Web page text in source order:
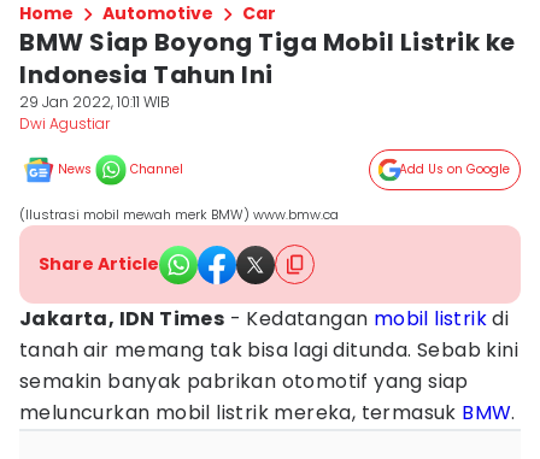
Home Automotive Car
BMW Siap Boyong Tiga Mobil Listrik ke
Indonesia Tahun Ini
29 Jan 2022, 10:11 WIB
Dwi Agustiar
News Channel Add Us on Google
(Ilustrasi mobil mewah merk BMW) www.bmw.ca
Share Article
Jakarta, IDN Times - Kedatangan mobil listrikdi
tanah air memang tak bisa lagi ditunda. Sebab kini
semakin banyak pabrikan otomotif yang siap
meluncurkan mobil listrik mereka, termasuk BMW.